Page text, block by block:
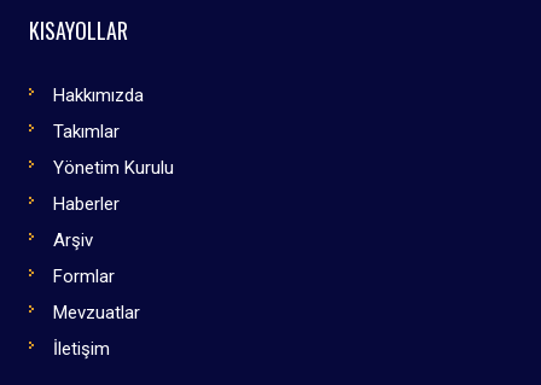
KISAYOLLAR
Hakkımızda
Takımlar
Yönetim Kurulu
Haberler
Arşiv
Formlar
Mevzuatlar
İletişim